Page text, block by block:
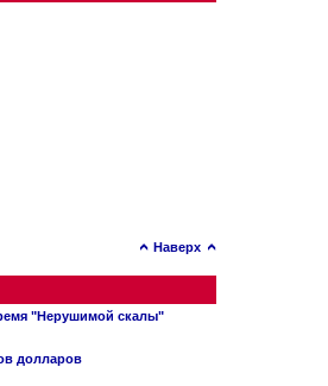
Наверх
"Нерушимой скалы"
долларов